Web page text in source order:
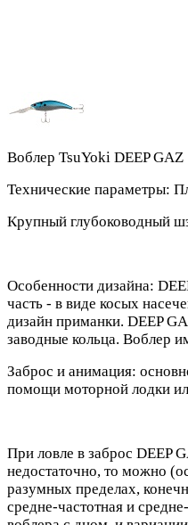
Воблер TsuYoki DEEP GAZ
Технические параметры:
Крупный глубоководный
Особенности дизайна:
часть - в виде косых
дизайн приманки. DEEP
заводные кольца. Воблер
Заброс и анимация:
помощи моторной лодки
При ловле в заброс DEEP
недостаточно, то можно
разумных пределах,
средне-частотная и